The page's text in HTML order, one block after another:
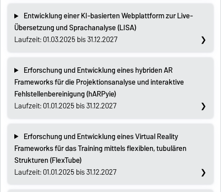
Entwicklung einer KI-basierten Webplattform zur Live-
Übersetzung und Sprachanalyse (LISA)
Laufzeit: 01.03.2025 bis 31.12.2027
Erforschung und Entwicklung eines hybriden AR
Frameworks für die Projektionsanalyse und interaktive
Fehlstellenbereinigung (hARPyie)
Laufzeit: 01.01.2025 bis 31.12.2027
Erforschung und Entwicklung eines Virtual Reality
Frameworks für das Training mittels flexiblen, tubulären
Strukturen (FlexTube)
Laufzeit: 01.01.2025 bis 31.12.2027